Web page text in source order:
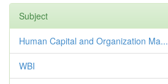
Subject
Human Capital and Organization Ma...
WBI